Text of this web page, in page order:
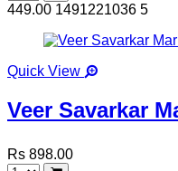
449.00 1491221036 5
Quick View
Veer Savarkar
Rs 898.00